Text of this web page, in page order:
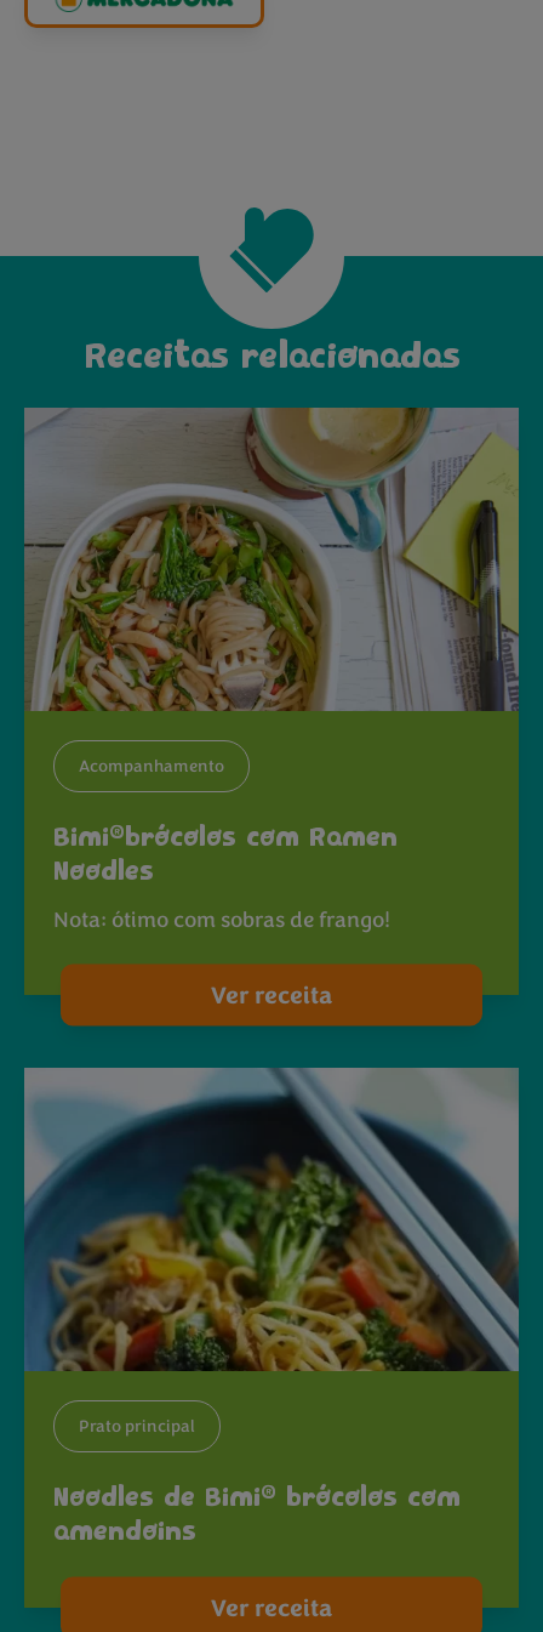
Receitas relacionadas
Acompanhamento
Bimi®brócolos com Ramen
Noodles
Nota: ótimo com sobras de frango!
Ver receita
Prato principal
Noodles de Bimi® brócolos com
amendoins
Ver receita